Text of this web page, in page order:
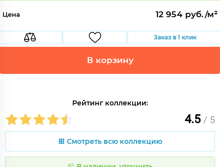
Цена 12 954 руб./м²
Заказ в 1 клик
В корзину
Рейтинг коллекции:
4.5 / 5
Смотреть всю коллекцию